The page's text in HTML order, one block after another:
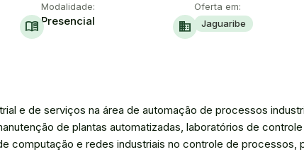
menu_book
Modalidade:
Presencial domain
Oferta em:
Jaguaribe
e de serviços na área de automação de processos
de plantas automatizadas, laboratórios de
computação e redes industriais no controle de processos,